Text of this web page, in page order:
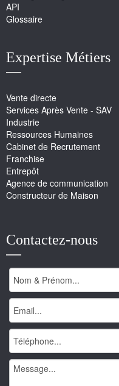
API
Glossaire
Expertise Métiers
Vente directe
Services Après Vente - SAV
Industrie
Ressources Humaines
Cabinet de Recrutement
Franchise
Entrepôt
Agence de communication
Constructeur de Maison
Contactez-nous